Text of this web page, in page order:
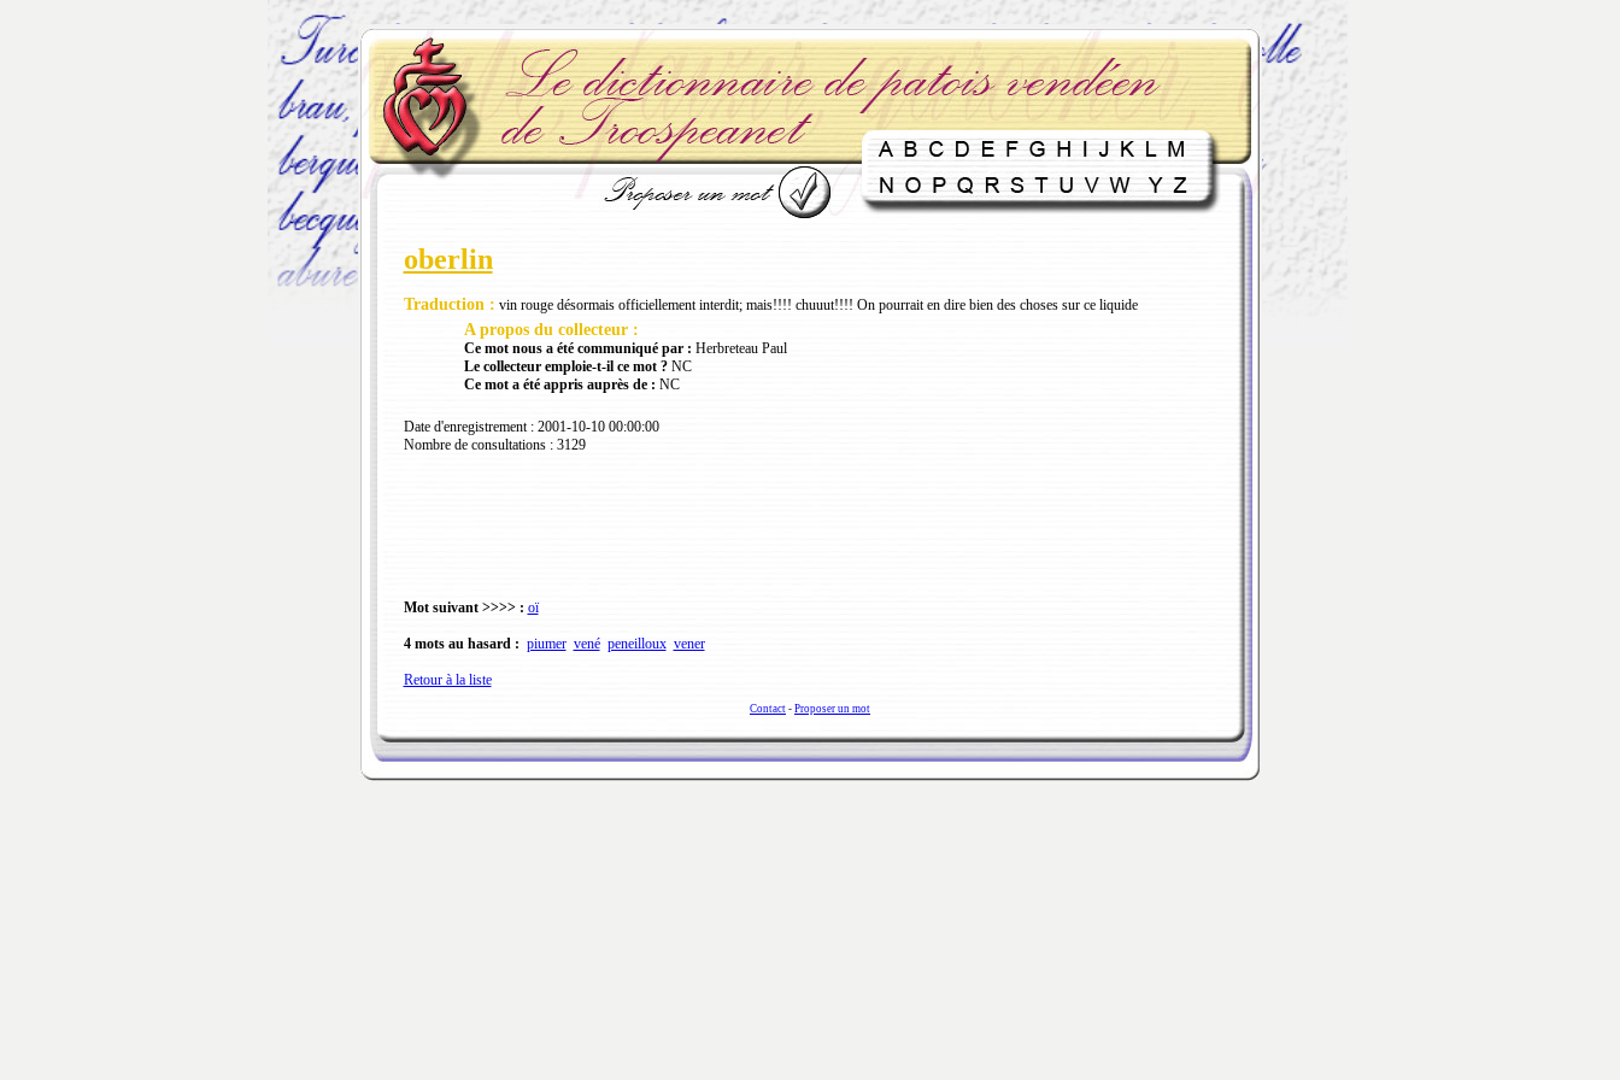
oberlin
Traduction : vin rouge désormais officiellement interdit; mais!!!! chuuut!!!! On pourrait en dire bien des choses sur ce liquide
A propos du collecteur :
Ce mot nous a été communiqué par : Herbreteau Paul
Le collecteur emploie-t-il ce mot ?NC
Ce mot a été appris auprès de : NC
Date d'enregistrement : 2001-10-10 00:00:00
Nombre de consultations : 3129
Mot suivant >>>> : oï
4 mots au hasard : piumer vené peneilloux vener
Retour à la liste
Contact - Proposer un mot